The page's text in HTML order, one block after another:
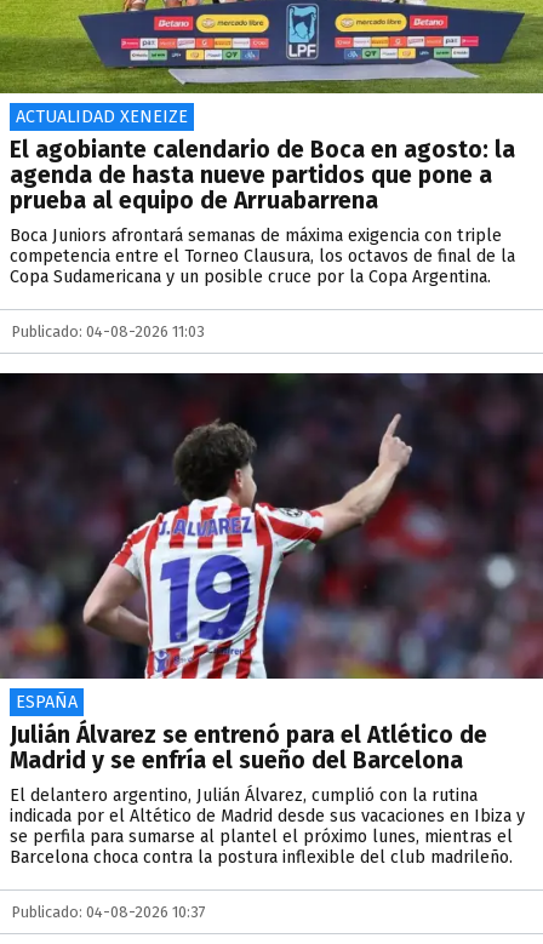
ACTUALIDAD XENEIZE
El agobiante calendario de Boca en agosto: la
agenda de hasta nueve partidos que pone a
prueba al equipo de Arruabarrena
Boca Juniors afrontará semanas de máxima exigencia con triple
competencia entre el Torneo Clausura, los octavos de final de la
Copa Sudamericana y un posible cruce por la Copa Argentina.
Publicado: 04-08-2026 11:03
ESPAÑA
Julián Álvarez se entrenó para el Atlético de
Madrid y se enfría el sueño del Barcelona
El delantero argentino, Julián Álvarez, cumplió con la rutina
indicada por el Altético de Madrid desde sus vacaciones en Ibiza y
se perfila para sumarse al plantel el próximo lunes, mientras el
Barcelona choca contra la postura inflexible del club madrileño.
Publicado: 04-08-2026 10:37